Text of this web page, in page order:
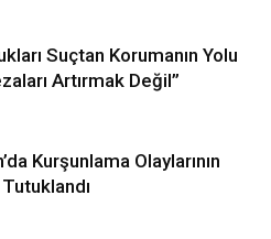
Suçtan Korumanın Yolu
Artırmak Değil”
Kurşunlama Olaylarının